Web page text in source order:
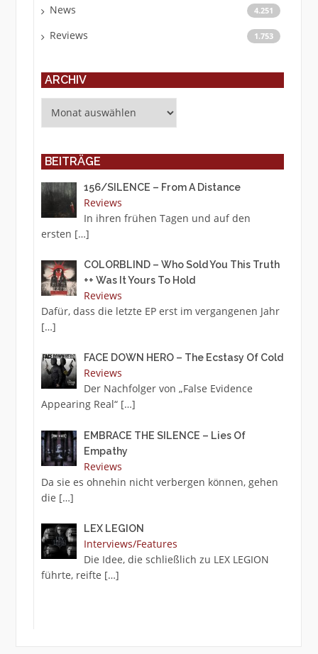
News 4.251
Reviews 1.753
ARCHIV
BEITRÄGE
156/SILENCE – From A Distance
Reviews
In ihren frühen Tagen und auf den
ersten […]
COLORBLIND – Who Sold You This Truth
++ Was It Yours To Hold
Reviews
Dafür, dass die letzte EP erst im vergangenen Jahr
[…]
FACE DOWN HERO – The Ecstasy Of Cold
Reviews
Der Nachfolger von „False Evidence
Appearing Real“ […]
EMBRACE THE SILENCE – Lies Of
Empathy
Reviews
Da sie es ohnehin nicht verbergen können, gehen
die […]
LEX LEGION
Interviews/Features
Die Idee, die schließlich zu LEX LEGION
führte, reifte […]